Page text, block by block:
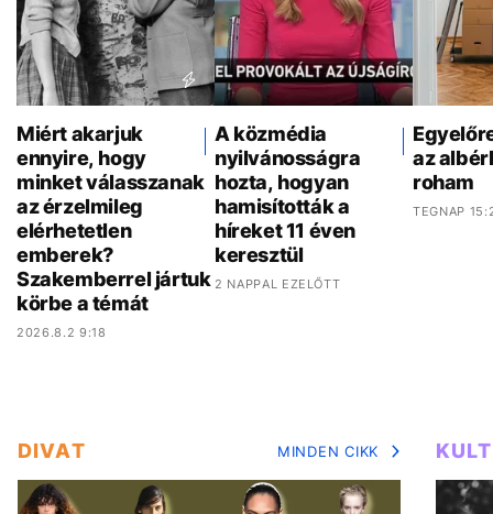
Miért akarjuk
ennyire, hogy
minket válasszanak
az érzelmileg
elérhetetlen
emberek?
Szakemberrel jártuk
körbe a témát
2026.8.2 9:18
A közmédia
nyilvánosságra
hozta, hogyan
hamisították a
híreket 11 éven
keresztül
2 NAPPAL EZELŐTT
az
roham
TEGNAP
DIVAT MINDEN CIKK